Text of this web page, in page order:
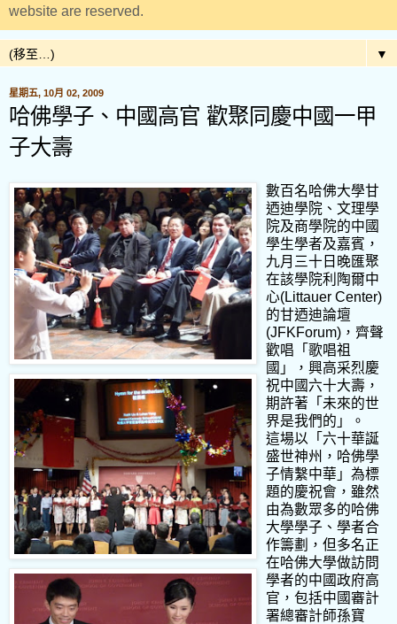
website are reserved.
▼
星期五, 10月 02, 2009
哈佛學子、中國高官 歡聚同慶中國一甲
子大壽
數百名哈佛大學甘
迺迪學院、文理學
院及商學院的中國
學生學者及嘉賓，
九月三十日晚匯聚
在該學院利陶爾中
心(Littauer Center)
的甘迺迪論壇
(JFKForum)，齊聲
歡唱「歌唱祖
國」，興高采烈慶
祝中國六十大壽，
期許著「未來的世
界是我們的」。
這場以「六十華誕
盛世神州，哈佛學
子情繫中華」為標
題的慶祝會，雖然
由為數眾多的哈佛
大學學子、學者合
作籌劃，但多名正
在哈佛大學做訪問
學者的中國政府高
官，包括中國審計
署總審計師孫寶